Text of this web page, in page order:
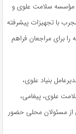
مؤسسه سلامت علوی و
با تجهیزات پیشرفته
برای مراجعان فراهم
بنیاد علوی،
علوی، پیغامی،
از مسئولان محلی حضور